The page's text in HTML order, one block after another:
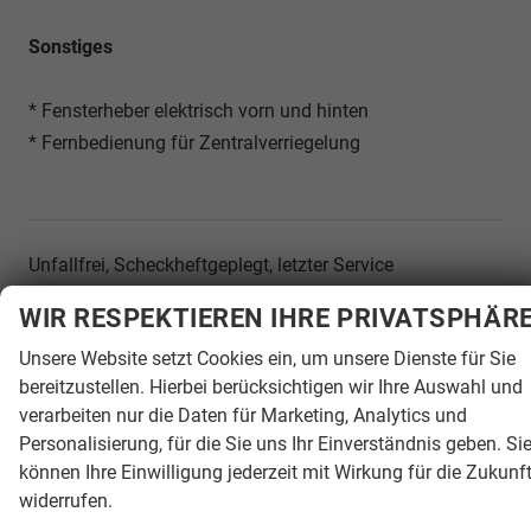
Sonstiges
* Fensterheber elektrisch vorn und hinten
* Fernbedienung für Zentralverriegelung
Unfallfrei, Scheckheftgeplegt, letzter Service
TÜV/AU neu bei Kauf
Besichtigung und/oder Probefahrt ausschließlich nach
vorheriger Terminvereinbarung
Gerne erstellen wir Ihnen ein individuelles
WIR RESPEKTIEREN IHRE
Unsere Website setzt Cookies ein, um unsere Dienste für Sie
bereitzustellen. Hierbei berücksichtigen wir Ihre Auswahl und
verarbeiten nur die Daten für Marketing, Analytics und
Personalisierung, für die Sie uns Ihr Einverständnis geben. Sie
können Ihre Einwilligung jederzeit mit Wirkung für die Zukunft
widerrufen.